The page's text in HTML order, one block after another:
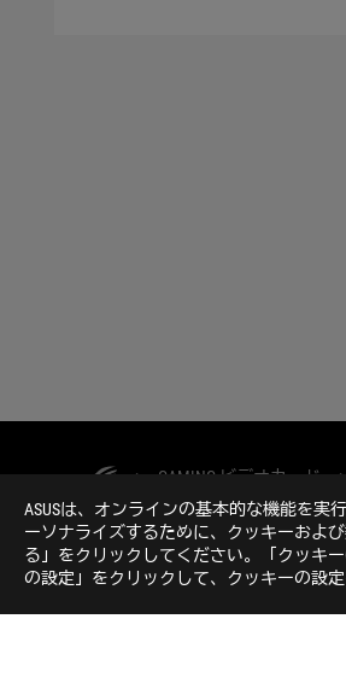
ASUSは、オンラインの基本的な機能を
ーソナライズするために、クッキーおよ
る」をクリックしてください。「クッキ
の設定」をクリックして、クッキーの設
> GAMING ビデオカード >